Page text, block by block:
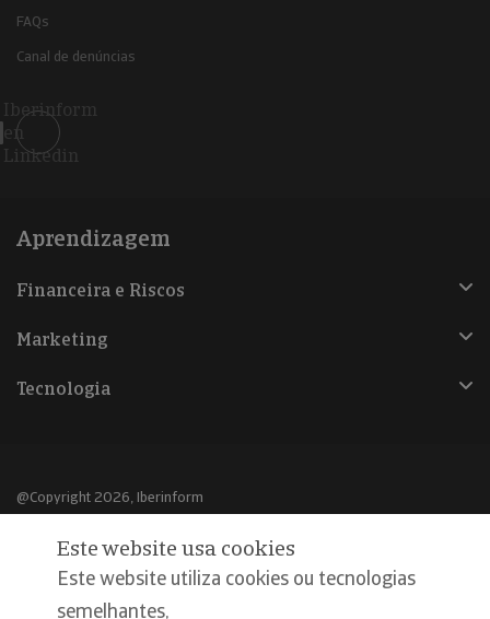
FAQs
Canal de denúncias
Iberinform
en
Linkedin
Aprendizagem
Financeira e Riscos
Marketing
Tecnologia
@Copyright 2026, Iberinform
Aviso legal
Política de cookies
Este website usa cookies
Este website utiliza cookies ou tecnologias
semelhantes,